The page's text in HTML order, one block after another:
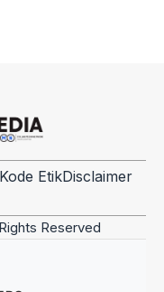
EtikDisclaimer
Reserved